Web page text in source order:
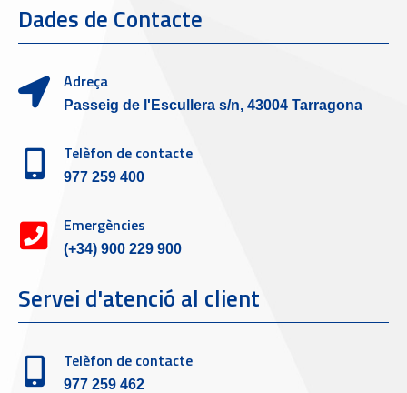
Dades de Contacte
Adreça
Passeig de l'Escullera s/n, 43004 Tarragona
Telèfon de contacte
977 259 400
Emergències
(+34) 900 229 900
Servei d'atenció al client
Telèfon de contacte
977 259 462